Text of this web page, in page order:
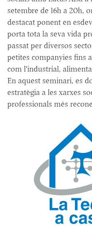
setembre de 16h a 20h,
destacat ponent en
porta tota la seva vida
passat per diversos
petites companyies fins
com l'industrial,
En aquest seminari, es
estratègia a les xarxes
professionals més